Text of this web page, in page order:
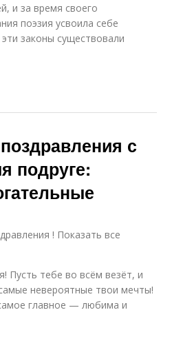
и за время своего
поэзия усвоила себе
законы существовали
с
подруге:
! Показать все
Пусть тебе во всём везёт, и
невероятные твои мечты!
главное — любима и